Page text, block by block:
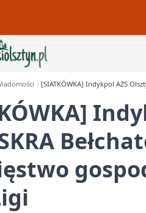
[SIATKÓWKA] Indykpol AZS